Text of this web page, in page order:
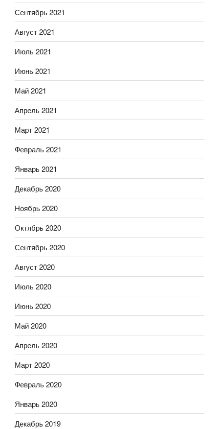
Сентябрь 2021
Август 2021
Июль 2021
Июнь 2021
Май 2021
Апрель 2021
Март 2021
Февраль 2021
Январь 2021
Декабрь 2020
Ноябрь 2020
Октябрь 2020
Сентябрь 2020
Август 2020
Июль 2020
Июнь 2020
Май 2020
Апрель 2020
Март 2020
Февраль 2020
Январь 2020
Декабрь 2019